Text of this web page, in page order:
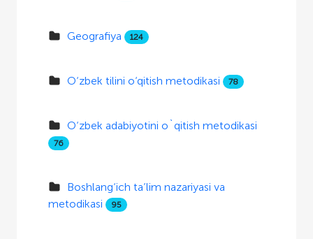
Geografiya 124
O‘zbek tilini o‘qitish metodikasi 78
O‘zbek adabiyotini o`qitish metodikasi
76
Boshlang‘ich ta’lim nazariyasi va
metodikasi
95